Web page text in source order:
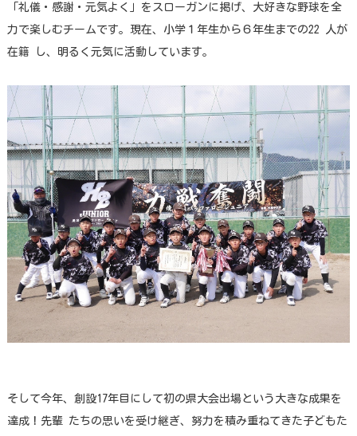
「礼儀・感謝・元気よく」をスローガンに掲げ、大好きな野球を全
力で楽しむチームです。現在、小学１年生から６年生までの22 人が
在籍 し、明るく元気に活動しています。
そして今年、創設17年目にして初の県大会出場という大きな成果を
達成！先輩 たちの思いを受け継ぎ、努力を積み重ねてきた子どもた